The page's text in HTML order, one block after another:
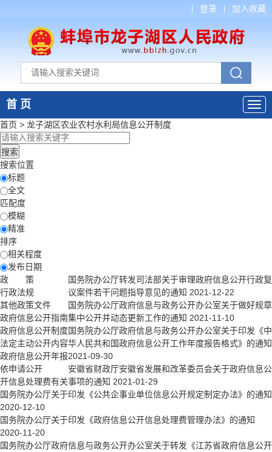
登录 加入收藏
首 页
首页 > 龙子湖区农业农村水利局信息公开制度
搜索位置
标题
全文
匹配度
模糊
精准
排序
相关程度
发布日期
政 策
行政法规
其他政策文件
政府信息公开指南
政府信息公开制度
法定主动公开内容
政府信息公开年报
依申请公开
国务院办公厅转发司法部关于审理政府信息公开行政复
议案件若干问题指导意见的通知 2021-12-22
国务院办公厅政府信息与政务公开办公室关于做好规章
集中公开并动态更新工作的通知 2021-11-10
国务院办公厅政府信息与政务公开办公室关于印发《中
华人民共和国政府信息公开工作年度报告格式》的通知
2021-09-30
安徽省财政厅安徽省发展和改革委员会关于政府信息公
开信息处理费有关事项的通知 2021-01-29
国务院办公厅关于印发《公共企事业单位信息公开规定制定办法》的通知
2020-12-10
国务院办公厅关于印发《政府信息公开信息处理费管理办法》的通知
2020-11-20
国务院办公厅政府信息与政务公开办公室关于转发《江苏省政府信息公开